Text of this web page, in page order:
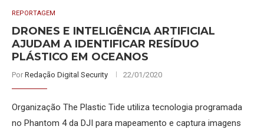
REPORTAGEM
DRONES E INTELIGÊNCIA ARTIFICIAL
AJUDAM A IDENTIFICAR RESÍDUO
PLÁSTICO EM OCEANOS
Por Redação Digital Security 22/01/2020
Organização The Plastic Tide utiliza tecnologia programada
no Phantom 4 da DJI para mapeamento e captura imagens